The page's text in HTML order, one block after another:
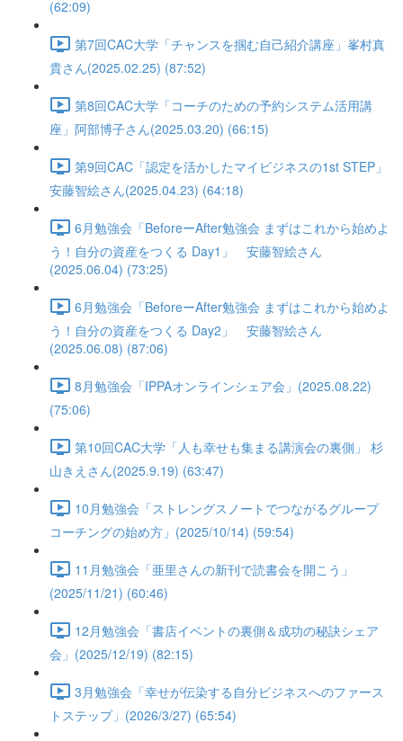
(62:09)
第7回CAC大学「チャンスを掴む自己紹介講座」峯村真
貴さん(2025.02.25) (87:52)
第8回CAC大学「コーチのための予約システム活用講
座」阿部博子さん(2025.03.20) (66:15)
第9回CAC「認定を活かしたマイビジネスの1st STEP」
安藤智絵さん(2025.04.23) (64:18)
6月勉強会「BeforeーAfter勉強会 まずはこれから始めよ
う！自分の資産をつくる Day1」 安藤智絵さん
(2025.06.04) (73:25)
6月勉強会「BeforeーAfter勉強会 まずはこれから始めよ
う！自分の資産をつくる Day2」 安藤智絵さん
(2025.06.08) (87:06)
8月勉強会「IPPAオンラインシェア会」(2025.08.22)
(75:06)
第10回CAC大学「人も幸せも集まる講演会の裏側」 杉
山きえさん(2025.9.19) (63:47)
10月勉強会「ストレングスノートでつながるグループ
コーチングの始め方」(2025/10/14) (59:54)
11月勉強会「亜里さんの新刊で読書会を開こう」
(2025/11/21) (60:46)
12月勉強会「書店イベントの裏側＆成功の秘訣シェア
会」(2025/12/19) (82:15)
3月勉強会「幸せが伝染する自分ビジネスへのファース
トステップ」(2026/3/27) (65:54)